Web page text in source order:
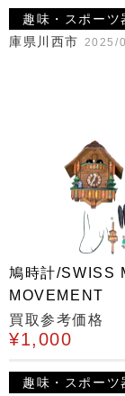
趣味・スポーツ
庫県川西市 2025/
鳩時計/SWISS
MOVEMENT
買取参考価格
¥1,000
趣味・スポーツ